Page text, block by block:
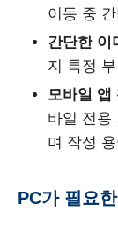
이동 중
간단한 이
지 특정
모바일 앱
바일 전용
며 작성
PC가 필요